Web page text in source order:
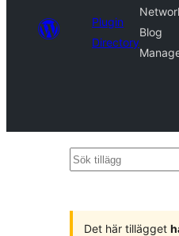
Plugin
Directory
Blog
Sök
Det här tillägget